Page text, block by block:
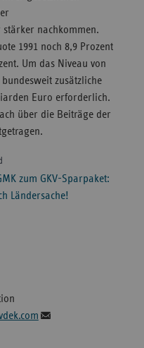
stärker nachkommen.
1991 noch 8,9 Prozent
Um das Niveau von
zusätzliche
Euro erforderlich.
über die Beiträge der
zum GKV-Sparpaket:
Ländersache!